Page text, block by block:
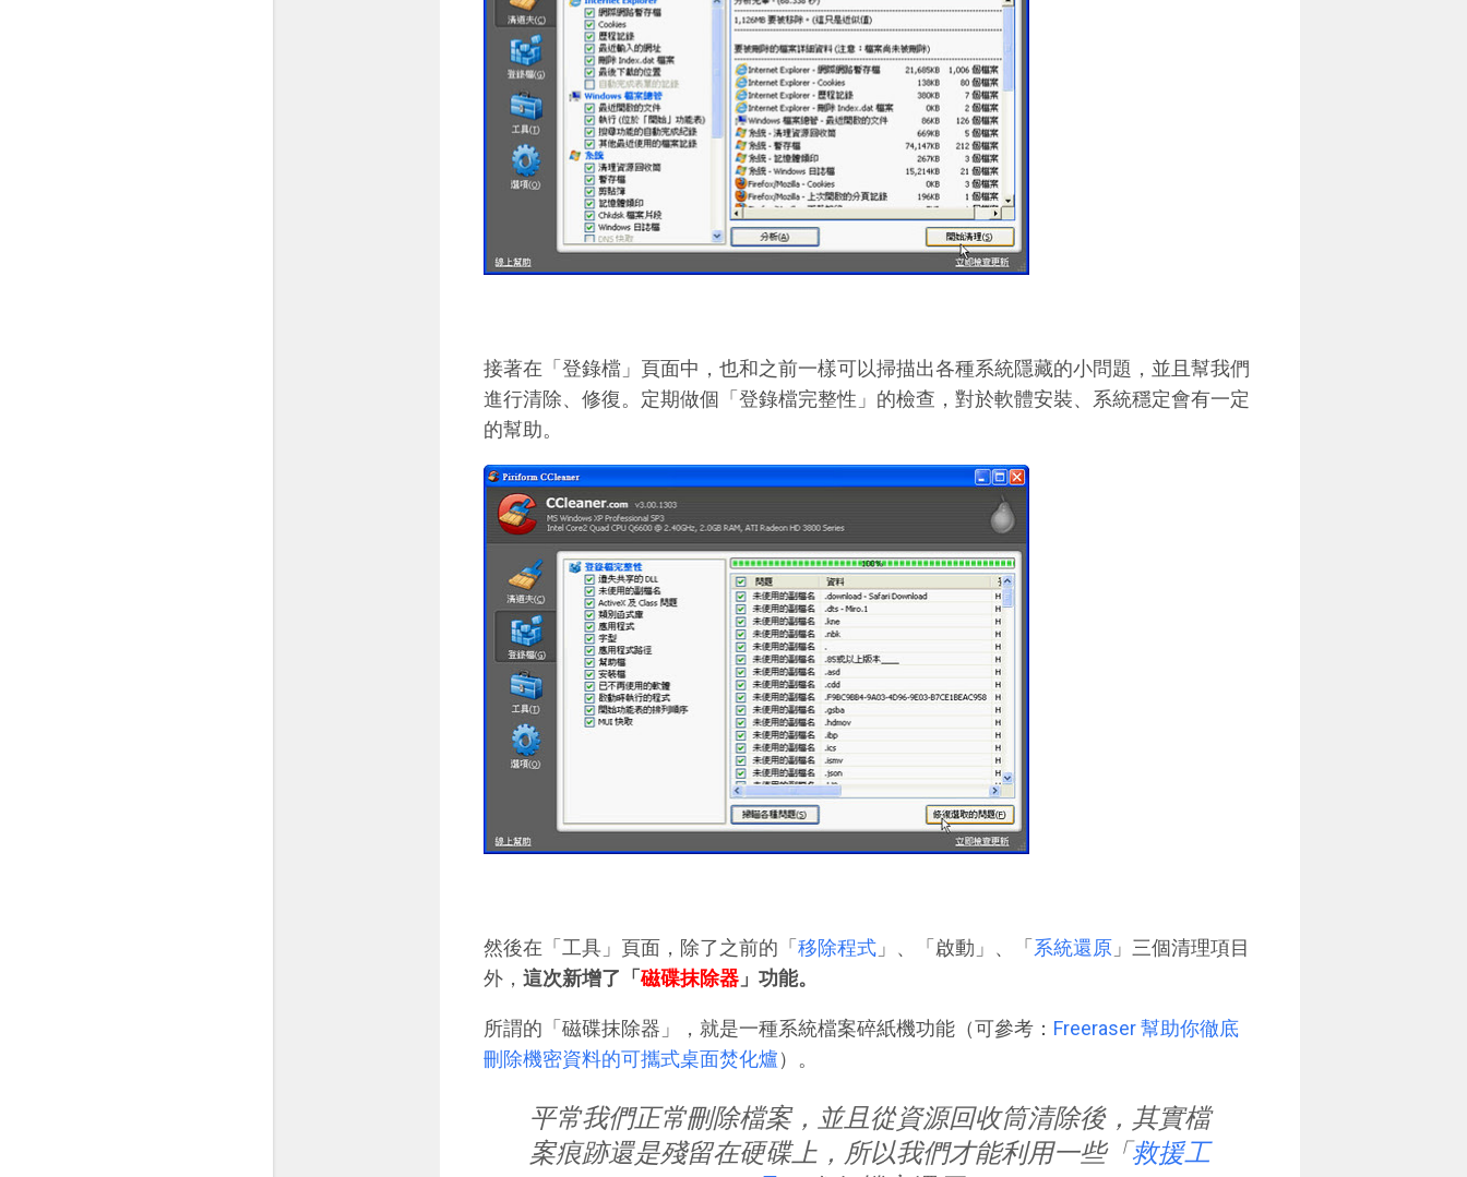
接著在「登錄檔」頁面中，也和之前一樣可以掃描出各種系統隱藏的小問題，並且幫我們
進行清除、修復。定期做個「登錄檔完整性」的檢查，對於軟體安裝、系統穩定會有一定
的幫助。
然後在「工具」頁面，除了之前的「 移除程式 」、「啟動」、「 系統還原 」三個清理項目
外， 這次新增了「磁碟抹除器 」功能。
所謂的「磁碟抹除器」，就是一種系統檔案碎紙機功能（可參考： Freeraser 幫助你徹底
刪除機密資料的可攜式桌面焚化爐）。
平常我們正常刪除檔案，並且從資源回收筒清除後，其實檔
案痕跡還是殘留在硬碟上，所以我們才能利用一些「救援工